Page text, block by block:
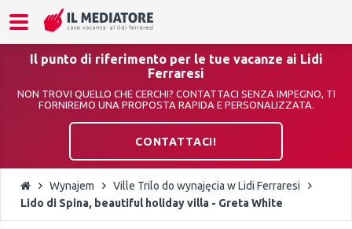
Il punto di riferimento per le tue vacanze ai Lidi
Ferraresi
NON TROVI QUELLO CHE CERCHI? CONTATTACI SENZA IMPEGNO, TI
FORNIREMO UNA PROPOSTA RAPIDA E PERSONALIZZATA.
CONTATTACI!
Wynajem
Ville Trilo do wynajęcia w Lidi Ferraresi
Lido di Spina, beautiful holiday villa - Greta White